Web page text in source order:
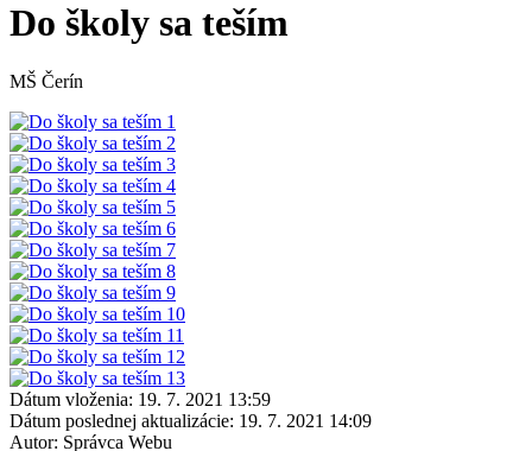
Do školy sa teším
MŠ Čerín
Dátum vloženia: 19. 7. 2021 13:59
Dátum poslednej aktualizácie: 19. 7. 2021 14:09
Autor: Správca Webu